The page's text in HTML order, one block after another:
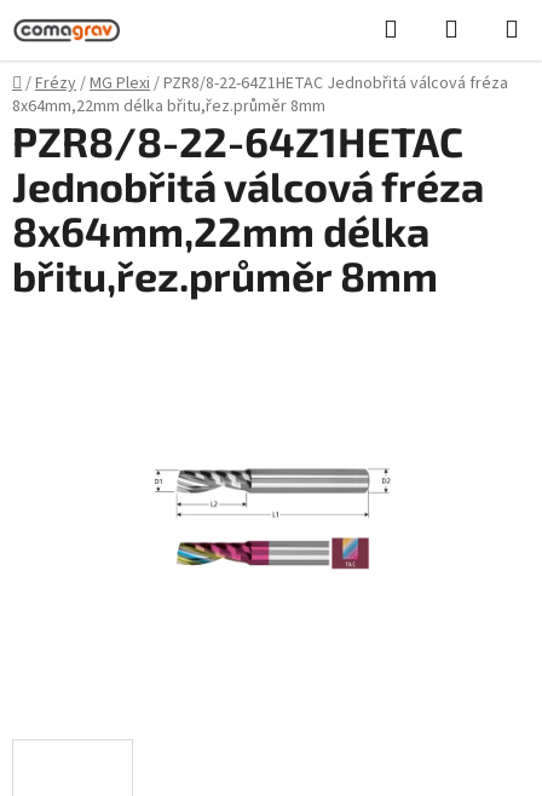
Přejít
na
obsah
Hledat
KOŠÍK
Domů
/Frézy/MG Plexi/PZR8/8-22-64Z1HETAC Jednobřitá válcová fréza
8x64mm,22mm délka břitu,řez.průměr 8mm
PZR8/8-22-64Z1HETAC
Jednobřitá válcová fréza
8x64mm,22mm délka
břitu,řez.průměr 8mm